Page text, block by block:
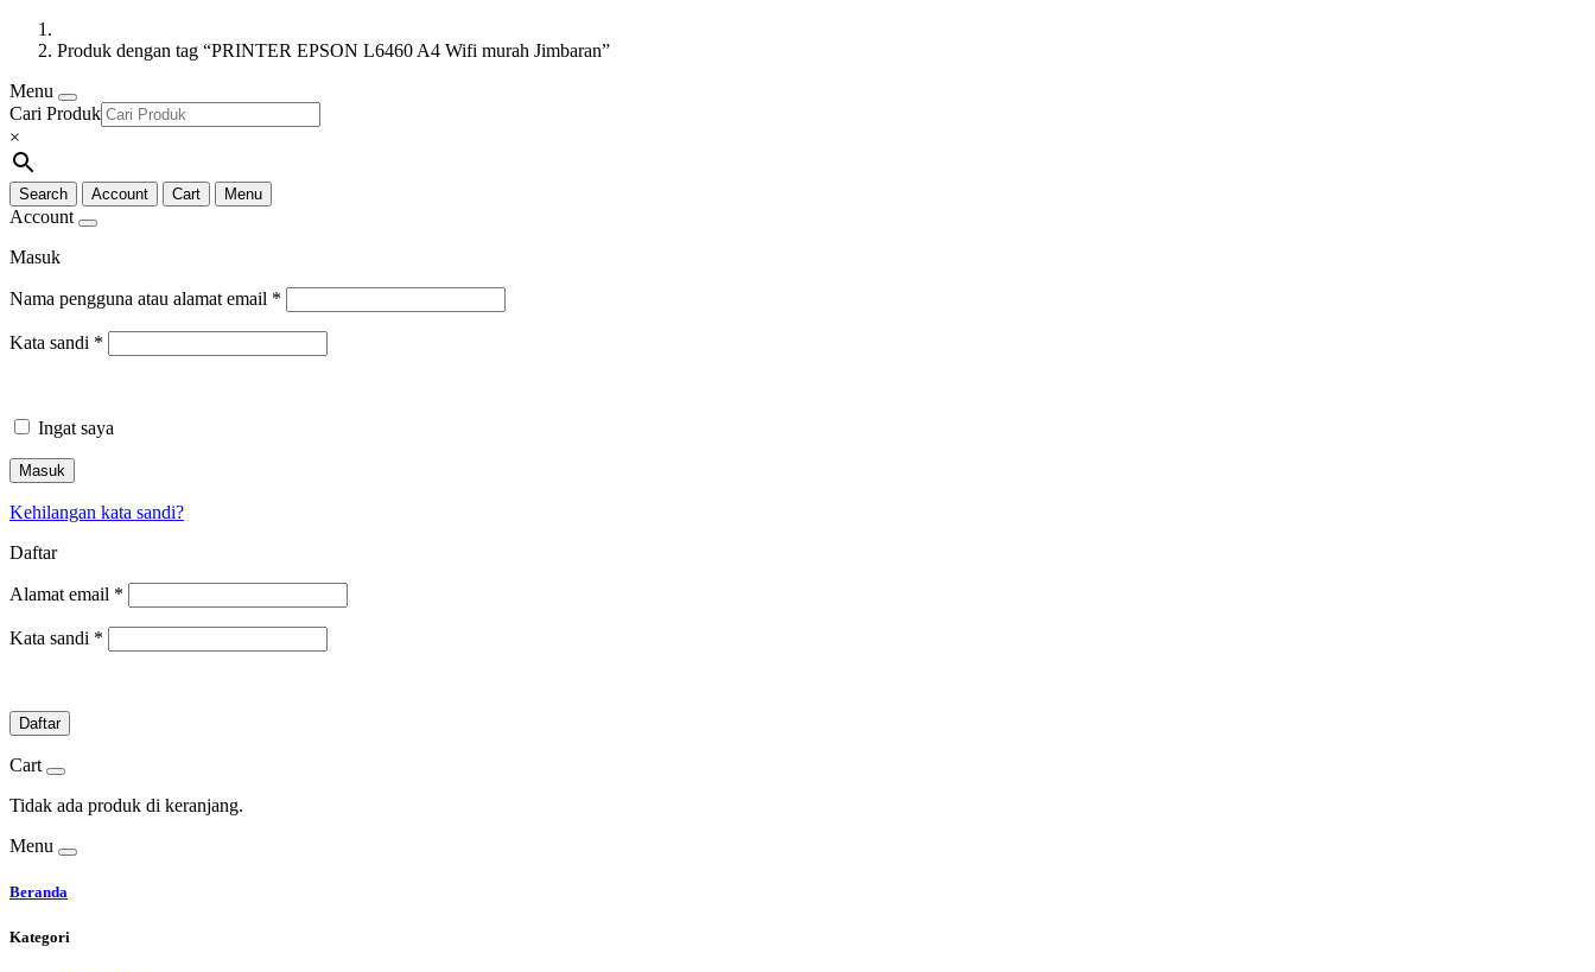
Produk dengan tag “PRINTER EPSON L6460 A4 Wifi murah Jimbaran”
Menu
Cari Produk
×
Search Account Cart Menu
Account
Masuk
Nama pengguna atau alamat email *
Kata sandi *
Ingat saya
Masuk
Kehilangan kata sandi?
Daftar
Alamat email *
Kata sandi *
Daftar
Cart
Tidak ada produk di keranjang.
Menu
Beranda
Kategori